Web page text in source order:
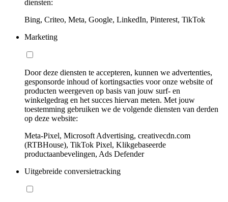
diensten:
Bing, Criteo, Meta, Google, LinkedIn, Pinterest, TikTok
Marketing
Door deze diensten te accepteren, kunnen we advertenties,
gesponsorde inhoud of kortingsacties voor onze website of
producten weergeven op basis van jouw surf- en
winkelgedrag en het succes hiervan meten. Met jouw
toestemming gebruiken we de volgende diensten van derden
op deze website:
Meta-Pixel, Microsoft Advertising, creativecdn.com
(RTBHouse), TikTok Pixel, Klikgebaseerde
productaanbevelingen, Ads Defender
Uitgebreide conversietracking